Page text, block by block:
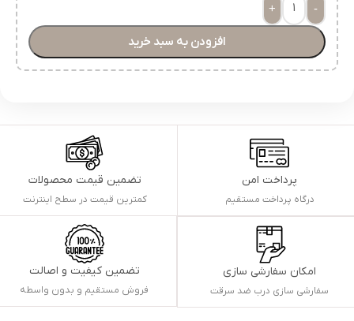
-
+
افزودن به سبد خرید
پرداخت امن
درگاه پرداخت مستقیم
تضمین قیمت محصولات
کمترین قیمت در سطح اینترنت
امکان سفارشی سازی
سفارشی سازی درب ضد سرقت
تضمین کیفیت و اصالت
فروش مستقیم و بدون واسطه